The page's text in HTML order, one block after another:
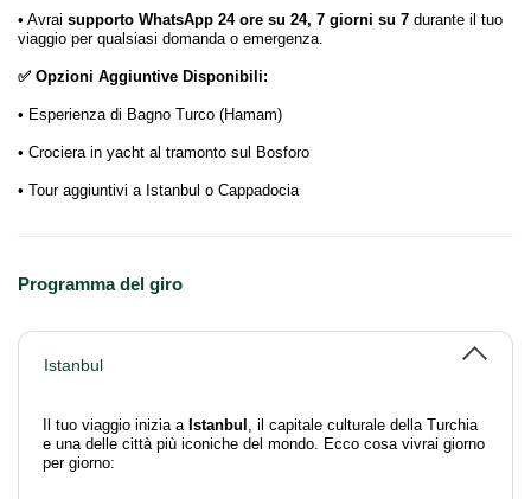
• Avrai supporto WhatsApp 24 ore su 24, 7 giorni su 7 durante il tuo
viaggio per qualsiasi domanda o emergenza.
✅ Opzioni Aggiuntive Disponibili:
• Esperienza di Bagno Turco (Hamam)
• Crociera in yacht al tramonto sul Bosforo
• Tour aggiuntivi a Istanbul o Cappadocia
Programma del giro
Istanbul
Il tuo viaggio inizia a Istanbul , il capitale culturale della Turchia
e una delle città più iconiche del mondo. Ecco cosa vivrai giorno
per giorno: